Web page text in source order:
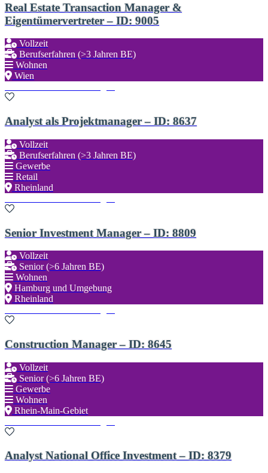
Real Estate Transaction Manager &
Eigentümervertreter – ID: 9005
Vollzeit
Berufserfahren (>3 Jahren BE)
Wohnen
Wien
Analyst als Projektmanager – ID: 8637
Vollzeit
Berufserfahren (>3 Jahren BE)
Gewerbe
Retail
Rheinland
Senior Investment Manager – ID: 8809
Vollzeit
Senior (>6 Jahren BE)
Wohnen
Hamburg und Umgebung
Rheinland
Construction Manager – ID: 8645
Vollzeit
Senior (>6 Jahren BE)
Gewerbe
Wohnen
Rhein-Main-Gebiet
Analyst National Office Investment – ID: 8379